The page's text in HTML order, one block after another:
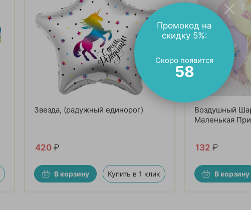
Звезда, (радужный единорог)
420 ₽
В корзину Купить в 1 клик
Воздушный
Маленькая
132 ₽
В корзину
Промокод на
скидку 5%:
Скоро появится
56